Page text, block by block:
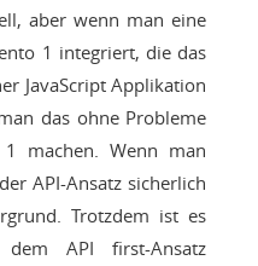
aber wenn man eine
1 integriert, die das
JavaScript Applikation
das ohne Probleme
machen. Wenn man
API-Ansatz sicherlich
Trotzdem ist es
API first-Ansatz